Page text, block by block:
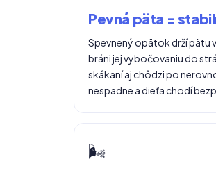
Pevná päta =
Spevnený opätok drží pätu
bráni jej vybočovaniu do
skákaní aj chôdzi po
nespadne a dieťa chodí
🌬️